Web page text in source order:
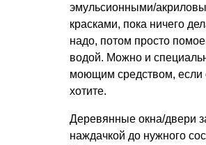
эмульсионными/
красками, пока ничего
надо, потом просто
водой. Можно и
моющим средством, если
хотите.
Деревянные окна/двери
наждачкой до нужного